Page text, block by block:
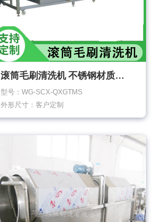
滚筒毛刷清洗机 不锈钢材质清洗机
型号：WG-SCX-QXGTMS
外形尺寸：客户定制